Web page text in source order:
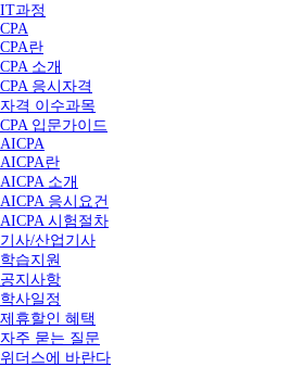
IT과정
CPA
CPA란
CPA 소개
CPA 응시자격
자격 이수과목
CPA 입문가이드
AICPA
AICPA란
AICPA 소개
AICPA 응시요건
AICPA 시험절차
기사/산업기사
학습지원
공지사항
학사일정
제휴할인 혜택
자주 묻는 질문
위더스에 바란다